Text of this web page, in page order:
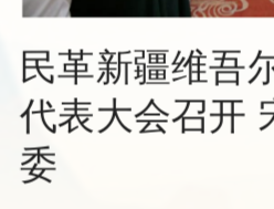
民革新疆维吾
代表大会召开
委